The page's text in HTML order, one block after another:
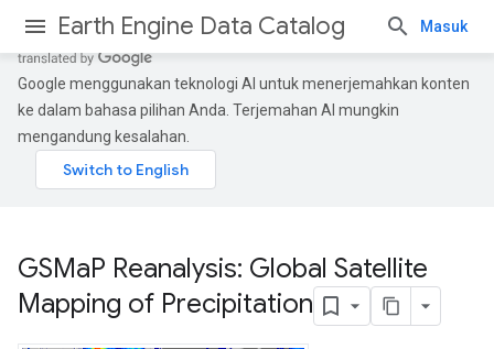
Earth Engine Data Catalog Masuk
Google menggunakan teknologi AI untuk menerjemahkan konten
ke dalam bahasa pilihan Anda. Terjemahan AI mungkin
mengandung kesalahan.
GSMaP Reanalysis: Global Satellite
Mapping of Precipitation